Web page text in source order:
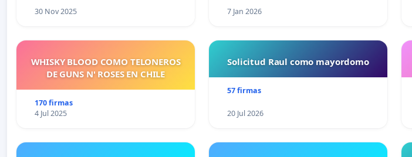
30 Nov 2025 7 Jan 2026
WHISKY BLOOD COMO TELONEROS
DE GUNS N' ROSES EN CHILE
170 firmas
4 Jul 2025
Solicitud Raul como mayordomo
57 firmas
20 Jul 2026